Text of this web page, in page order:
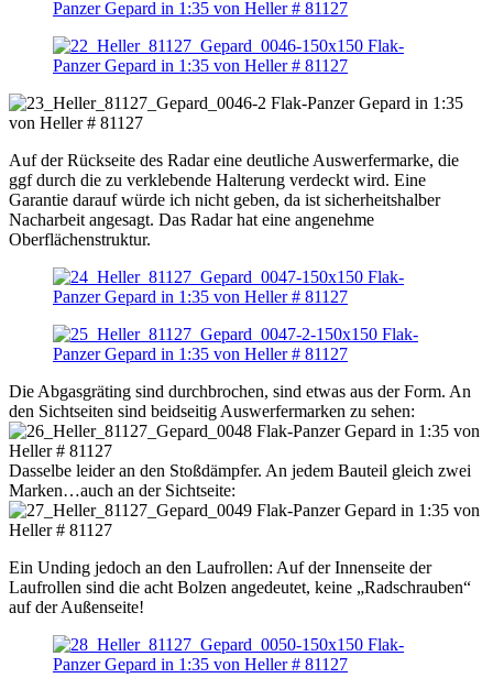
Auf der Rückseite des Radar eine deutliche Auswerfermarke, die
ggf durch die zu verklebende Halterung verdeckt wird. Eine
Garantie darauf würde ich nicht geben, da ist sicherheitshalber
Nacharbeit angesagt. Das Radar hat eine angenehme
Oberflächenstruktur.
Die Abgasgräting sind durchbrochen, sind etwas aus der Form. An
den Sichtseiten sind beidseitig Auswerfermarken zu sehen:
Dasselbe leider an den Stoßdämpfer. An jedem Bauteil gleich zwei
Marken…auch an der Sichtseite:
Ein Unding jedoch an den Laufrollen: Auf der Innenseite der
Laufrollen sind die acht Bolzen angedeutet, keine „Radschrauben“
auf der Außenseite!